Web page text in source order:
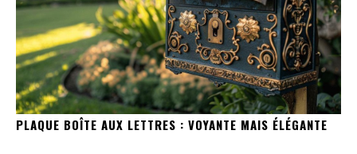
PLAQUE BOÎTE AUX LETTRES : VOYANTE MAIS ÉLÉGANTE